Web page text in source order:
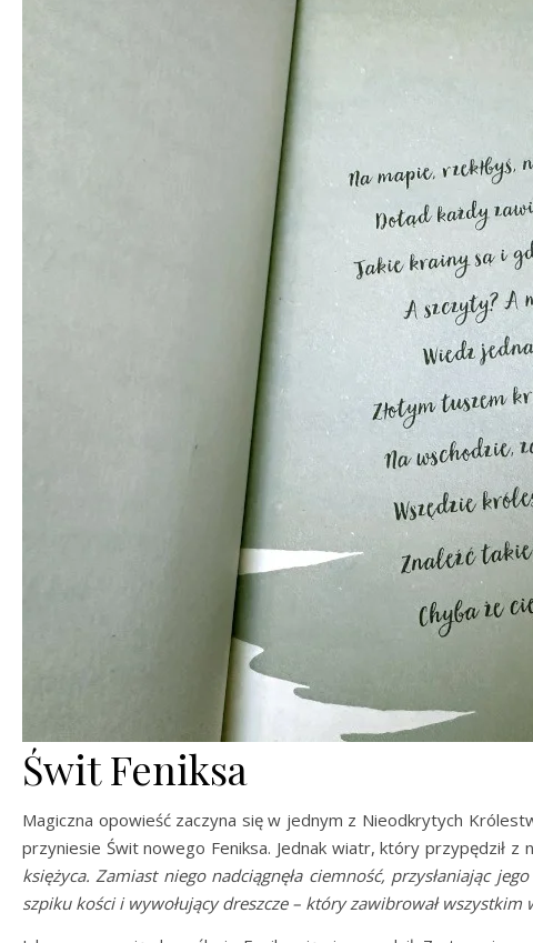
Świt Feniksa
Magiczna opowieść zaczyna się w jednym z Nieodkrytych
przyniesie Świt nowego Feniksa. Jednak wiatr, który przypędził z
księżyca. Zamiast niego nadciągnęła ciemność, przysłaniając
szpiku kości i wywołujący dreszcze – który zawibrował wszystkim